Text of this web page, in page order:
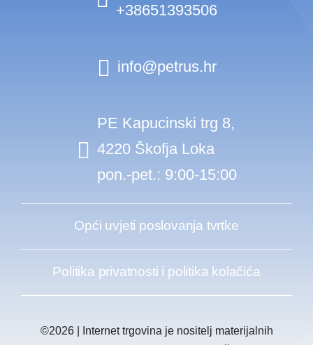
+38651393506
info@petrus.hr
PE Kapucinski trg 8,
4220 Škofja Loka
pon.-pet.: 9:00-15:00
Opći uvjeti poslovanja tvrtke
Politika privatnosti i politika kolačića
©2026 | Internet trgovina je nositelj materijalnih